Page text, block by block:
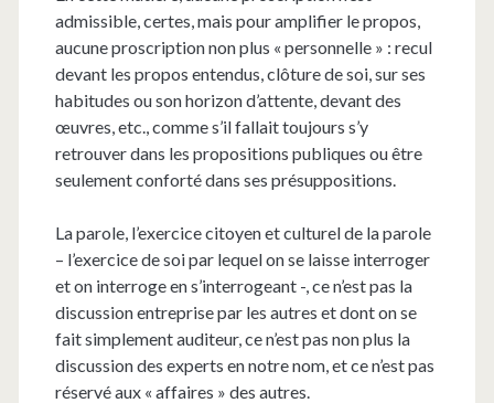
admissible, certes, mais pour amplifier le propos,
aucune proscription non plus « personnelle » : recul
devant les propos entendus, clôture de soi, sur ses
habitudes ou son horizon d’attente, devant des
œuvres, etc., comme s’il fallait toujours s’y
retrouver dans les propositions publiques ou être
seulement conforté dans ses présuppositions.
La parole, l’exercice citoyen et culturel de la parole
– l’exercice de soi par lequel on se laisse interroger
et on interroge en s’interrogeant -, ce n’est pas la
discussion entreprise par les autres et dont on se
fait simplement auditeur, ce n’est pas non plus la
discussion des experts en notre nom, et ce n’est pas
réservé aux « affaires » des autres.